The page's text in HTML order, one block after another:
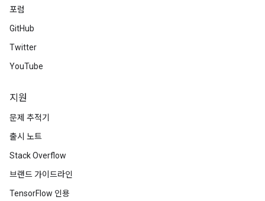
포럼
GitHub
Twitter
YouTube
지원
문제 추적기
출시 노트
Stack Overflow
브랜드 가이드라인
TensorFlow 인용